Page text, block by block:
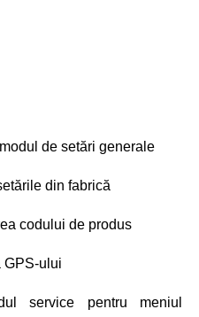
de setări generale
din fabrică
codului de produs
GPS-ului
service pentru meniul